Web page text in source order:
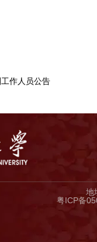
作人员公告
地
粤ICP备